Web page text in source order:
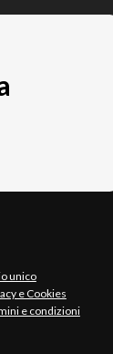
unico
e Cookies
e condizioni